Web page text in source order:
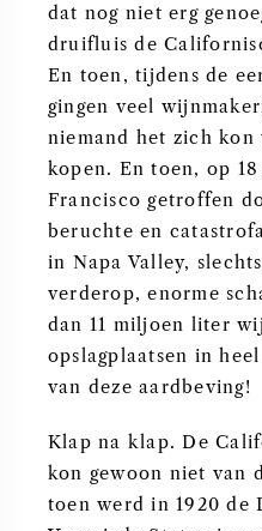
dat nog niet erg
druifluis de
En toen, tijdens de
gingen veel
niemand het zich
kopen. En toen, op
Francisco getroffen
beruchte en
in Napa Valley,
verderop, enorme
dan 11 miljoen liter
opslagplaatsen in
van deze aardbeving!
Klap na klap. De
kon gewoon niet van
toen werd in 1920 de